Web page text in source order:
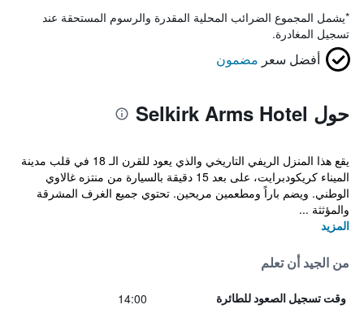
*يشمل المجموع الضرائب المحلية المقدرة والرسوم المستحقة عند
تسجيل المغادرة.
أفضل سعر مضمون
حول Selkirk Arms Hotel
يقع هذا المنزل الريفي التاريخي والذي يعود للقرن الـ 18 في قلب مدينة
الميناء كريكودبرايت، على بعد 15 دقيقة بالسيارة من منتزه غالاوي
الوطني. ويضم باراً ومطعمين مريحين. تحتوي جميع الغرف المشرقة
والمؤثثة ...
المزيد
من الجيد أن تعلم
وقت تسجيل الصعود للطائرة 14:00